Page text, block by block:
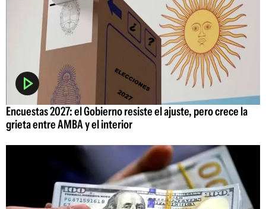
Encuestas 2027: el Gobierno resiste el ajuste, pero crece la
grieta entre AMBA y el interior